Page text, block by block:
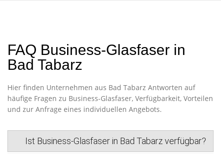
FAQ Business-Glasfaser in
Bad Tabarz
Hier finden Unternehmen aus Bad Tabarz Antworten auf
häufige Fragen zu Business-Glasfaser, Verfügbarkeit, Vorteilen
und zur Anfrage eines individuellen Angebots.
Ist Business-Glasfaser in Bad Tabarz verfügbar?